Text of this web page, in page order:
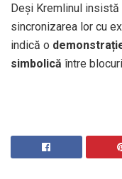
Deși Kremlinul insistă
sincronizarea lor cu
indică o
simbolică între